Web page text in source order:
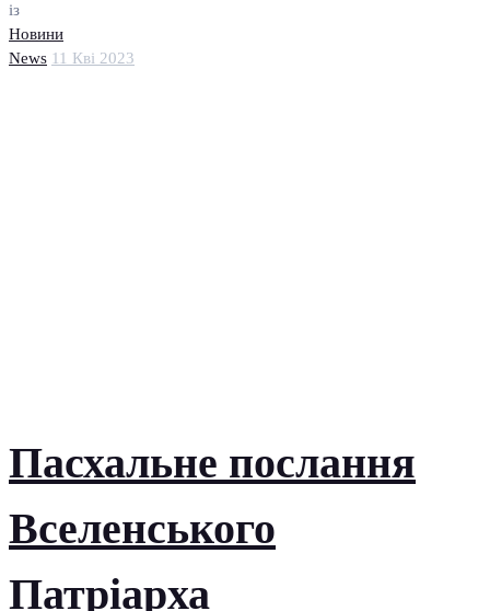
із
Новини
News 11 Кві 2023
Пасхальне послання
Вселенського
Патріарха